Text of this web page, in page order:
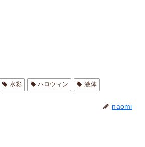
水彩 ハロウィン 液体
naomi